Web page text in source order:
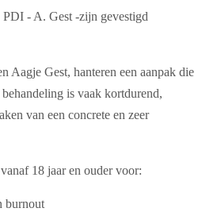
- A. Gest -zijn gevestigd
Aagje Gest, hanteren een aanpak die
is vaak kortdurend,
van een concrete en zeer
18 jaar en ouder voor:
burnout